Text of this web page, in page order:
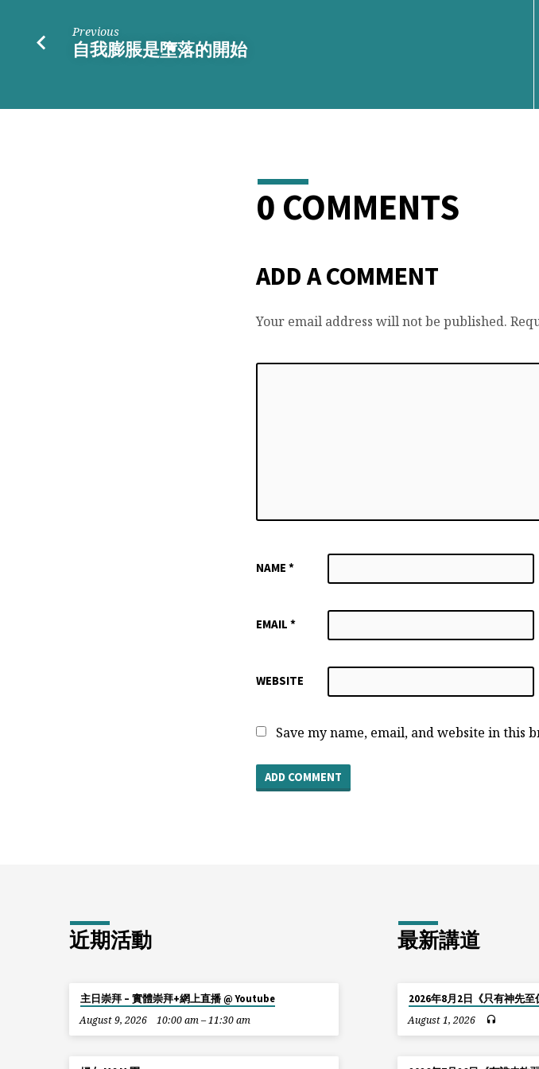
Previous
自我膨脹是墮落的開始
0 COMMENTS
ADD A COMMENT
Your email address will not be published.
NAME *
EMAIL *
WEBSITE
Save my name, email, and website in this
近期活動
主日崇拜 – 實體崇拜+網上直播 @ Youtube
August 9, 2026
10:00 am – 11:30 am
最新講道
2026年8月2日《只有神先至
August 1, 2026